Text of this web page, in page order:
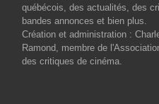
québécois, des actualités, des
bandes annonces et bien plus.
Création et administration :
Ramond, membre de
des critiques de cinéma.